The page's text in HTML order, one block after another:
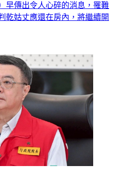
早傳出令人心碎的消息，罹難
乾姑丈應還在房內，將繼續開